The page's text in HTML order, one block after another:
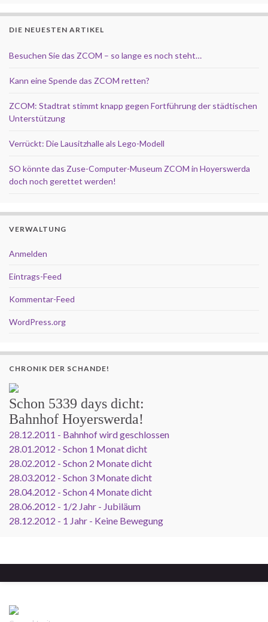
DIE NEUESTEN ARTIKEL
Besuchen Sie das ZCOM – so lange es noch steht…
Kann eine Spende das ZCOM retten?
ZCOM: Stadtrat stimmt knapp gegen Fortführung der städtischen
Unterstützung
Verrückt: Die Lausitzhalle als Lego-Modell
SO könnte das Zuse-Computer-Museum ZCOM in Hoyerswerda
doch noch gerettet werden!
VERWALTUNG
Anmelden
Eintrags-Feed
Kommentar-Feed
WordPress.org
CHRONIK DER SCHANDE!
Schon 5339 days dicht:
Bahnhof Hoyerswerda!
28.12.2011 - Bahnhof wird geschlossen
28.01.2012 - Schon 1 Monat dicht
28.02.2012 - Schon 2 Monate dicht
28.03.2012 - Schon 3 Monate dicht
28.04.2012 - Schon 4 Monate dicht
28.06.2012 - 1/2 Jahr - Jubiläum
28.12.2012 - 1 Jahr - Keine Bewegung